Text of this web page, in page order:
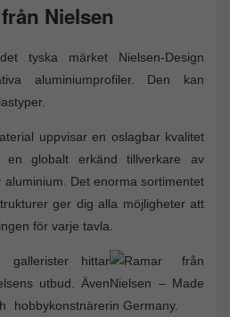
Nielsen
tyska märket Nielsen-Design
aluminiumprofiler. Den kan
uppvisar en oslagbar kvalitet
globalt erkänd tillverkare av
Det enorma sortimentet
ger dig alla möjligheter att
för varje tavla.
gallerister hittar
utbud. Även
hobbykonstnärer